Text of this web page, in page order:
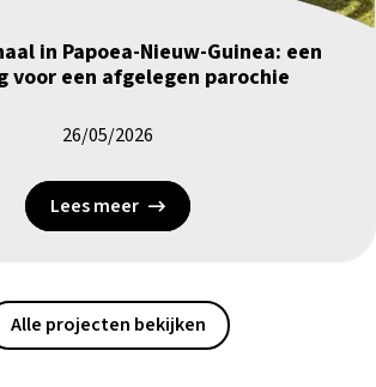
in Papoea-Nieuw-Guinea: een
voor een afgelegen parochie
26/05/2026
Lees meer
Alle projecten bekijken